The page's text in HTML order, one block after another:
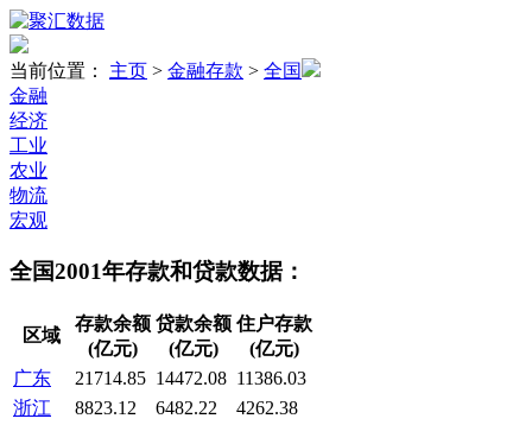
当前位置： 主页 > 金融存款 > 全国
金融
经济
工业
农业
物流
宏观
全国2001年存款和贷款数据：
区域
存款余额
(亿元)
贷款余额
(亿元)
住户存款
(亿元)
广东
21714.85 14472.08 11386.03
浙江
8823.12 6482.22
4262.38